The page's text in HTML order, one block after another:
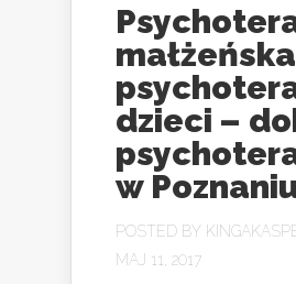
dzieci –
w
POSTED BY
MAJ 11, 2017